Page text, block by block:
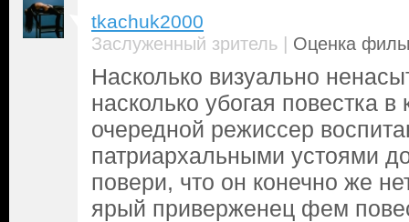
tkachuk2000
Заслуженный зритель | Оценка
Насколько визуально
насколько убогая повестка
очередной режиссер
патриархальными устоями
повери, что он конечно же
ярый приверженец фем